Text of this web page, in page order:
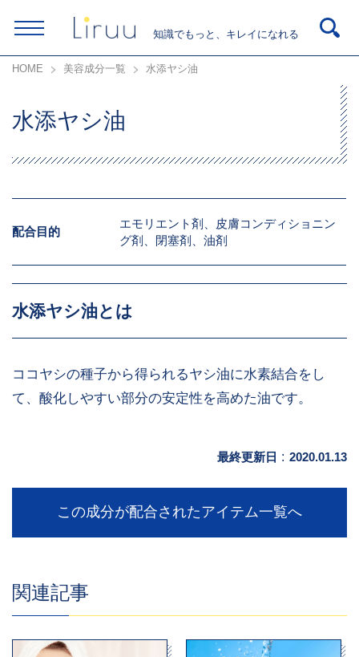
知識でもっと、キレイになれる
HOME 美容成分一覧 水添ヤシ油
水添ヤシ油
配合目的
エモリエント剤、皮膚コンディショニン
グ剤、閉塞剤、油剤
水添ヤシ油とは
ココヤシの種子から得られるヤシ油に水素結合をし
て、酸化しやすい部分の安定性を高めた油です。
最終更新日 : 2020.01.13
この成分が配合されたアイテム一覧へ
関連記事